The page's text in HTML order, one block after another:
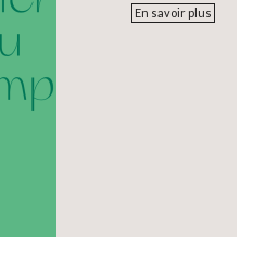
En savoir plus